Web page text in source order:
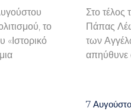
το
Στο τέλος
Πάπας
των
απηύθυνε
7